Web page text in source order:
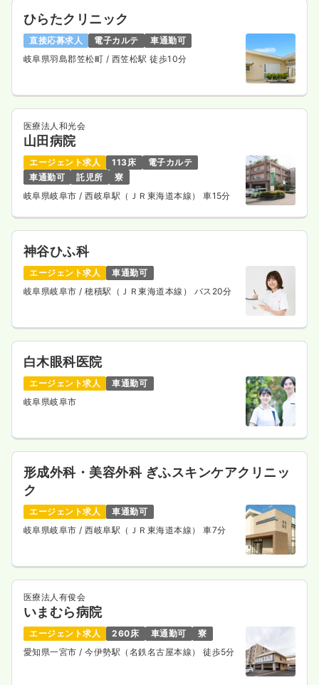
ひらたクリニック
直接応募求人 電子カルテ
車通勤可
岐阜県羽島郡笠松町 / 西笠松駅 徒歩10分
医療法人和光会
山田病院
エージェント求人 113床
電子カルテ
車通勤可
託児所
寮
岐阜県岐阜市 / 西岐阜駅（ＪＲ東海道本線） 車15分
神谷ひふ科
エージェント求人
車通勤可
岐阜県岐阜市/ 穂積駅（ＪＲ東海道本線） バス20分
白木眼科医院
エージェント求人
車通勤可
岐阜県岐阜市
形成外科・美容外科 ぎふスキンケアクリニッ
ク
エージェント求人
車通勤可
岐阜県岐阜市/ 西岐阜駅（ＪＲ東海道本線） 車7分
医療法人有俊会
いまむら病院
エージェント求人 260床 車通勤可
寮
愛知県一宮市/ 今伊勢駅（名鉄名古屋本線） 徒歩5分